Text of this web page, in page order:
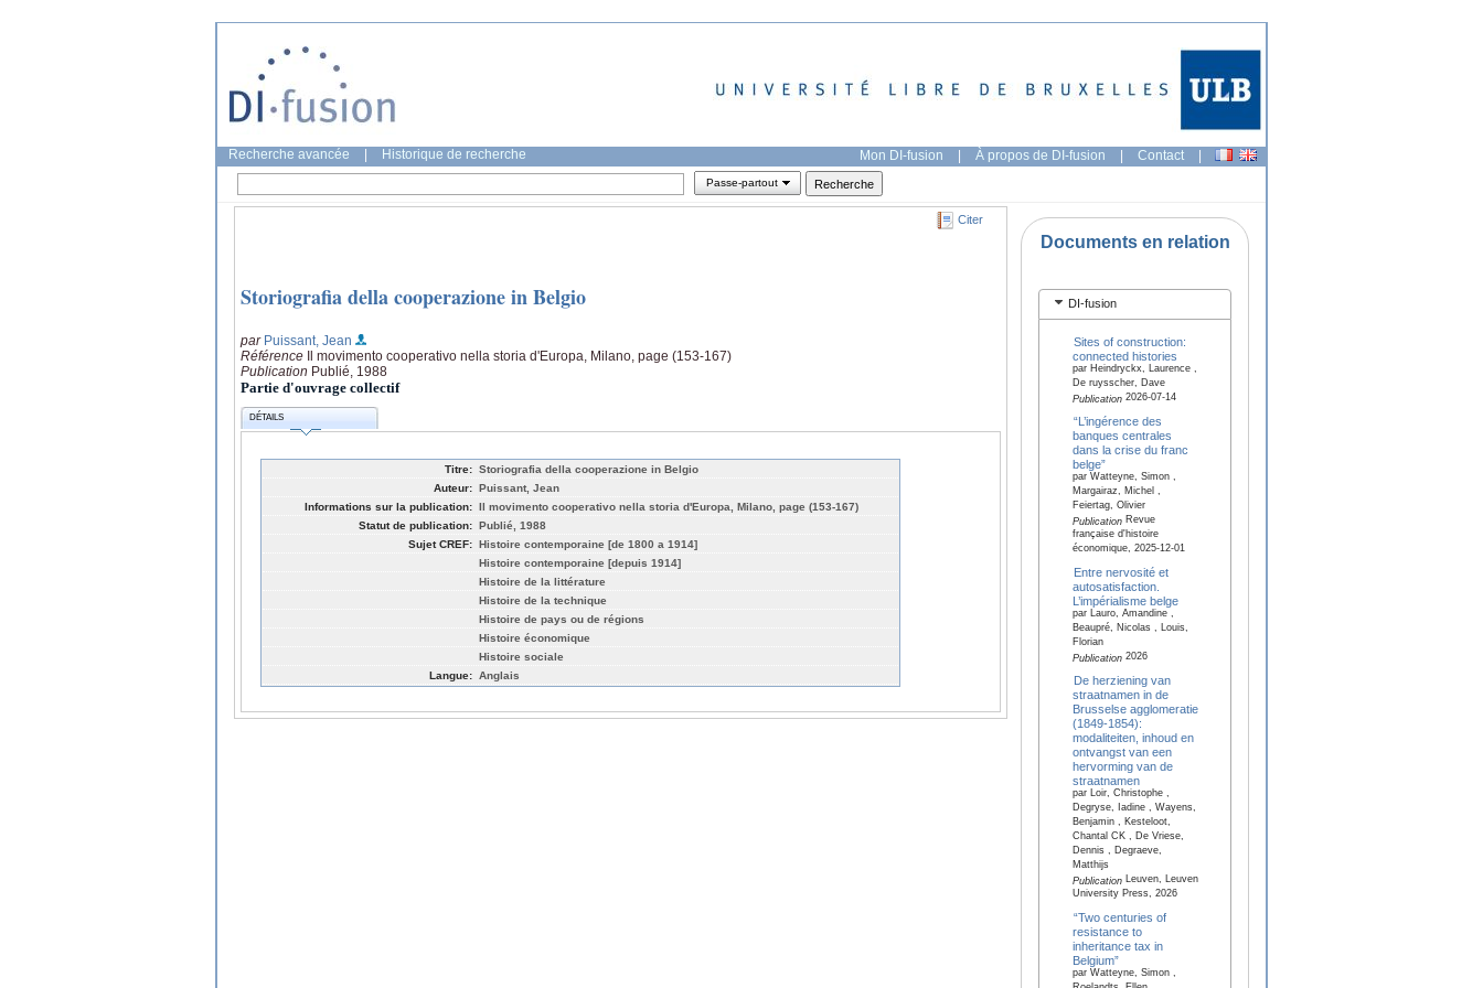
Recherche avancée Historique de recherche Mon DI-fusion | À propos de DI-fusion | Contact |
Passe-partout
Citer
Storiografia della cooperazione in Belgio
par Puissant, Jean
Référence Il movimento cooperativo nella storia d'Europa, Milano, page (153-167)
Publication Publié, 1988
Partie d'ouvrage collectif
DÉTAILS
Titre: Storiografia della cooperazione in Belgio
Auteur: Puissant, Jean
Informations sur la publication: Il movimento cooperativo nella storia d'Europa, Milano, page (153-167)
Statut de publication: Publié, 1988
Sujet CREF: Histoire contemporaine [de 1800 a 1914]
Histoire contemporaine [depuis 1914]
Histoire de la littérature
Histoire de la technique
Histoire de pays ou de régions
Histoire économique
Histoire sociale
Langue: Anglais
Documents en relation
DI-fusion
Sites of construction:
connected histories
par Heindryckx, Laurence ,
De ruysscher, Dave
Publication2026-07-14
“L’ingérence des
banques centrales
dans la crise du franc
belge”
par Watteyne, Simon ,
Margairaz, Michel ,
Feiertag, Olivier
PublicationRevue
française d'histoire
économique, 2025-12-01
Entre nervosité et
autosatisfaction.
L’impérialisme belge
par Lauro, Amandine ,
Beaupré, Nicolas , Louis,
Florian
Publication2026
De herziening van
straatnamen in de
Brusselse agglomeratie
(1849-1854):
modaliteiten, inhoud en
ontvangst van een
hervorming van de
straatnamen
par Loir, Christophe ,
Degryse, Iadine , Wayens,
Benjamin , Kesteloot,
Chantal CK , De Vriese,
Dennis , Degraeve,
Matthijs
PublicationLeuven, Leuven
University Press, 2026
“Two centuries of
resistance to
inheritance tax in
Belgium”
par Watteyne, Simon ,